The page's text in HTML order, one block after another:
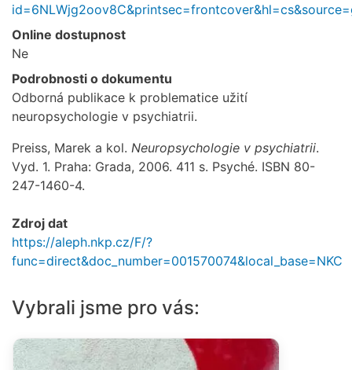
Online dostupnost
Ne
Podrobnosti o dokumentu
Odborná publikace k problematice užití
neuropsychologie v psychiatrii.
Preiss, Marek a kol. Neuropsychologie v psychiatrii.
Vyd. 1. Praha: Grada, 2006. 411 s. Psyché. ISBN 80-
247-1460-4.
Zdroj dat
https://aleph.nkp.cz/F/?
func=direct&doc_number=001570074&local_base=NKC
Vybrali jsme pro vás: